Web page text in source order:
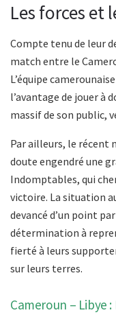
Les forces et
Compte tenu de leur
match entre le
L’équipe
l’avantage de jouer à
massif de son public,
Par ailleurs, le récent
doute engendré une
Indomptables, qui
victoire. La situation
devancé d’un point
détermination à
fierté à leurs
sur leurs terres.
Cameroun – Libye